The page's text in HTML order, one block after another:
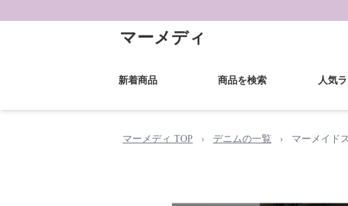
マーメディ
新着商品 商品を検索 人気
マーメディ TOP › デニムの一覧 › マーメイド